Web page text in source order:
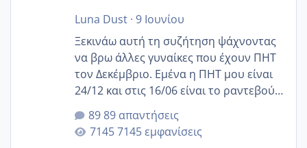
Luna Dust· 9 Ιουνίου
Ξεκινάω αυτή τη συζήτηση ψάχνοντας
να βρω άλλες γυναίκες που έχουν ΠΗΤ
τον Δεκέμβριο. Εμένα η ΠΗΤ μου είναι
24/12 και στις 16/06 είναι το ραντεβού
της αυχενικής διαφάνειας. Έχω αρκετό
άγχος και οι μέρες δεν φαίνεται να
περνάνε με τίποτα.
89 απαντήσεις
7145 εμφανίσεις